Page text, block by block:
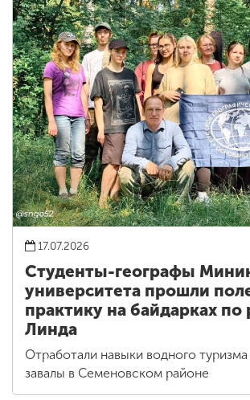
17.07.2026
Студенты-географы
университета прошли
практику на байдарках по
Линда
Отработали навыки водного
завалы в Семеновском районе